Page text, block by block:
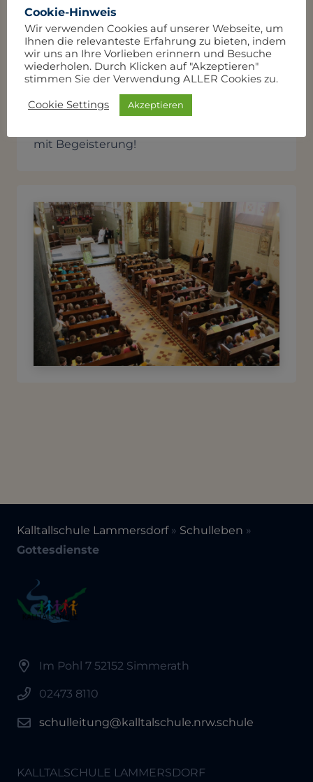
um gemeinsam zu feiern, zu beten und zu
singen. Zu diesem Anlass bringen sich die
Kinder selbst mit dem Vorlesen von Texten,
Fürbitten oder dem Vorspielen kleiner
Stücke ein. Die bekannten Lieder, die in
einer schulinternen Liedermappe
mit Begeisterung!
Kalltallschule Lammersdorf» Schulleben »
Gottesdienste
Im Pohl 7 52152 Simmerath
02473 8110
schulleitung@kalltalschule.nrw.schule
KALLTALSCHULE LAMMERSDORF
Cookie-Hinweis
Wir verwenden Cookies auf unserer Webseite, um
Ihnen die relevanteste Erfahrung zu bieten, indem
wir uns an Ihre Vorlieben erinnern und Besuche
wiederholen. Durch Klicken auf "Akzeptieren"
stimmen Sie der Verwendung ALLER Cookies zu.
Cookie Settings Akzeptieren